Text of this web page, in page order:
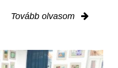
Tovább olvasom